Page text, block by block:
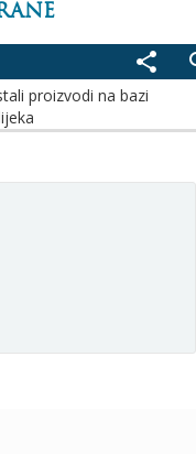
share
proizvodi na bazi